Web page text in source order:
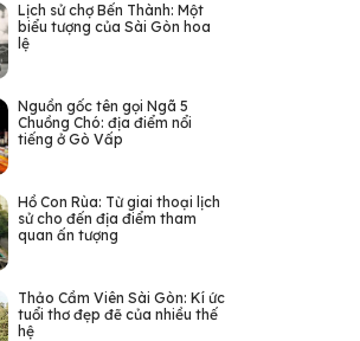
Lịch sử chợ Bến Thành: Một
biểu tượng của Sài Gòn hoa
lệ
Nguồn gốc tên gọi Ngã 5
Chuồng Chó: địa điểm nổi
tiếng ở Gò Vấp
Hồ Con Rùa: Từ giai thoại lịch
sử cho đến địa điểm tham
quan ấn tượng
Thảo Cầm Viên Sài Gòn: Kí ức
tuổi thơ đẹp đẽ của nhiều thế
hệ